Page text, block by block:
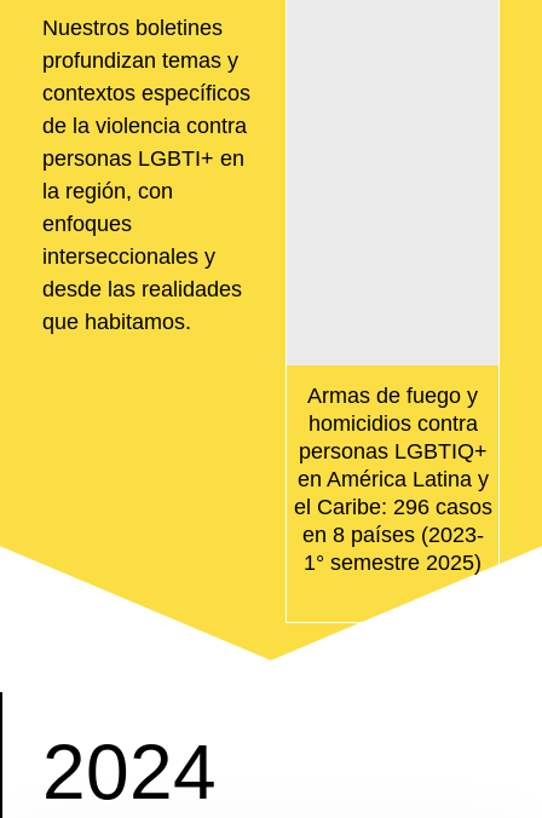
Nuestros boletines
profundizan temas y
contextos específicos
de la violencia contra
personas LGBTI+ en
la región, con
enfoques
interseccionales y
desde las realidades
que habitamos.
Armas de fuego y
homicidios contra
personas LGBTIQ+
en América Latina y
el Caribe: 296 casos
en 8 países (2023-
1° semestre 2025)
2024